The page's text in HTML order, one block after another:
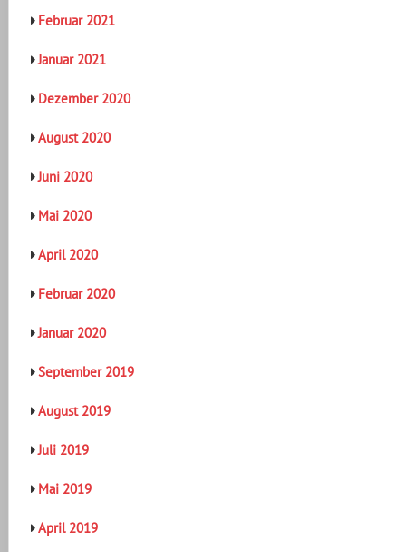
Februar 2021
Januar 2021
Dezember 2020
August 2020
Juni 2020
Mai 2020
April 2020
Februar 2020
Januar 2020
September 2019
August 2019
Juli 2019
Mai 2019
April 2019